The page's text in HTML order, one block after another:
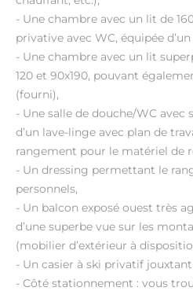
- Une chambre avec un lit de
privative avec WC, équipée
- Une chambre avec un lit
120 et 90x190, pouvant
(fourni),
- Une salle de douche/WC avec
d’un lave-linge avec plan de
rangement pour le matériel de
- Un dressing permettant le
personnels,
- Un balcon exposé ouest très
d’une superbe vue sur les
(mobilier d’extérieur à
- Un casier à ski privatif
- Côté stationnement : vous